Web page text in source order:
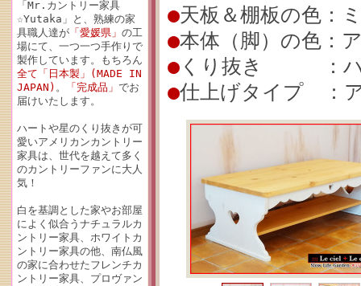
「Mr.カントリー家具
☆Yutaka」と、熟練の家
具職人達が 「愛媛県」 の工
場にて、一つ一つ手作りで
製作しています。もちろん
全て「日本製」(MADE IN
JAPAN) 。 「完成品」 でお
届けいたします。
ハートや星のくり抜きが可
愛いアメリカンカントリー
家具は、世代を越えて多く
のカントリーファンに大人
気！
白を基調とした家やお部屋
によく似合うナチュラルカ
ントリー家具、ホワイトカ
ントリー家具の他、南仏風
の家に合わせたフレンチカ
ントリー家具、プロヴァン
●天板＆棚板の色：
●本体（脚）の色：
● くり抜き ：ハ
●仕上げタイプ ：